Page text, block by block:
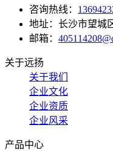
咨询热线：
地址：长沙市望城
邮箱：
关于远扬
关于我们
企业文化
企业资质
企业风采
产品中心